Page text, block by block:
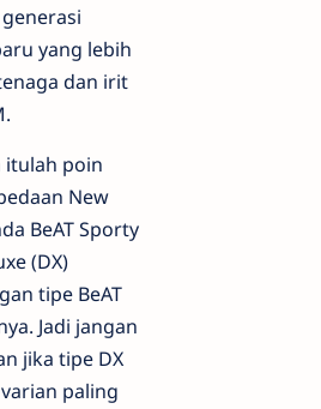
generasi
yang lebih
dan irit
itulah poin
New
BeAT Sporty
(DX)
tipe BeAT
Jadi jangan
jika tipe DX
paling